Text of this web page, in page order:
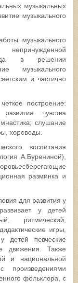
музыкальных
музыкального
музыкального
в решении
музыкального
и частично
построение:
чувства
слушание
хороводы.
воспитания
А.Бурениной),
разминка и
для развития у
у детей
ритмический,
игры,
детей певческие
движения. Также
и национальной
произведениями
фольклора, с